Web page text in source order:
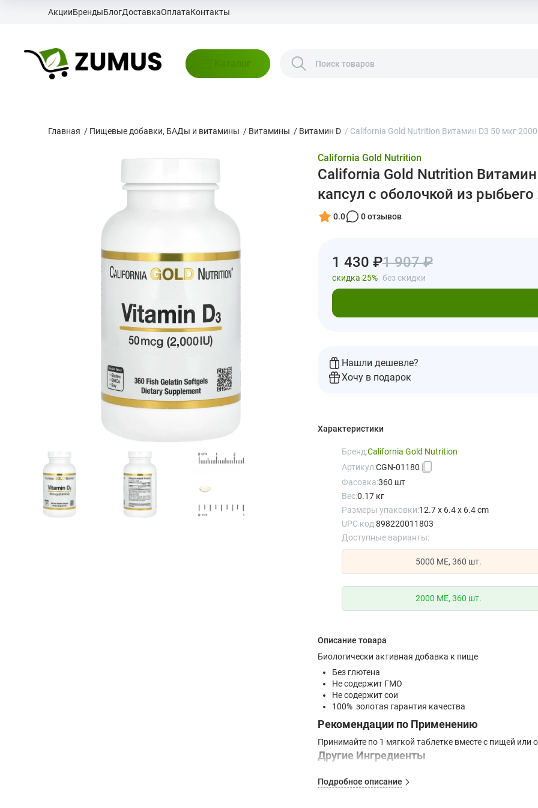
АкцииБрендыБлогДоставкаОплатаКонтакты
Каталог
Главная / Пищевые добавки, БАДы и витамины / Витамины / Витамин D / California Gold Nutrition Витамин D3 50 мкг
California Gold Nutrition
California Gold Nutrition
капсул с оболочкой из
0.0 0 отзывов
1 430 ₽
скидка 25%
1 907 ₽
без скидки
Нашли дешевле?
Хочу в подарок
Характеристики
Бренд:California Gold Nutrition
Артикул:CGN-01180
Фасовка:360 шт
Вес:0.17 кг
Размеры упаковки:12.7 x 6.4 x 6.4 cm
UPC код:898220011803
Доступные варианты:
5000 МЕ, 360 шт.
2000 МЕ, 360 шт.
Описание товара
Биологически активная добавка к пище
Без глютена
Не содержит ГМО
Не содержит сои
100% золотая гарантия качества
Рекомендации по Применению
Принимайте по 1 мягкой таблетке вместе с пищей
Другие Ингредиенты
содержащий ГМО, очищенная вода).
Подробное описание